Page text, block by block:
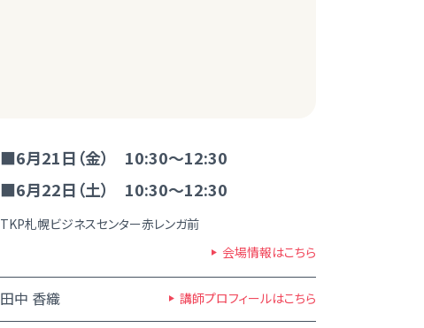
■6月21日（金） 10:30～12:30
■6月22日（土） 10:30～12:30
TKP札幌ビジネスセンター赤レンガ前
会場情報はこちら
田中 香織 講師プロフィールはこちら